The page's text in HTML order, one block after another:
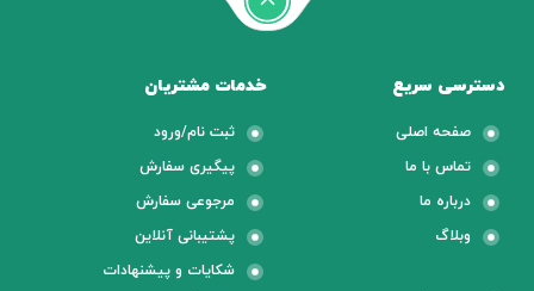
دسترسی سریع خدمات مشتریان
صفحه اصلی
تماس با ما
درباره ما
وبلاگ
ثبت نام/ورود
پیگیری سفارش
مرجوعی سفارش
پشتیبانی آنلاین
شکایات و پیشنهادات